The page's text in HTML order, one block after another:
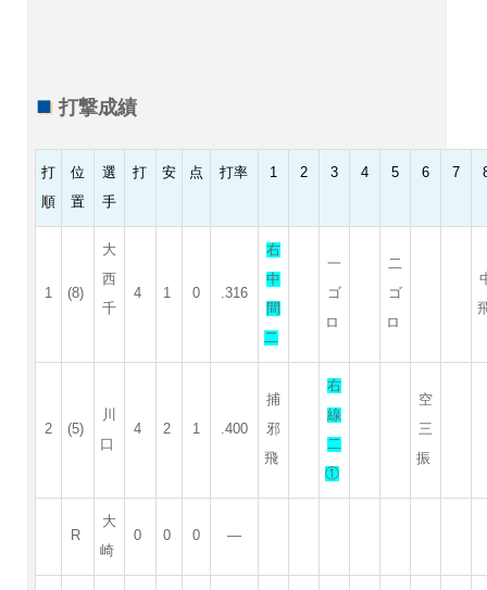
打撃成績
打
順
位
置
選
手
打 安 点 打率 1 2 3 4 5 6 7
1 (8)
大
西
千
4 1 0 .316
右
中
間
二
一
ゴ
ロ
二
ゴ
ロ
2 (5)
川
口
4 2 1 .400
捕
邪
飛
右
線
二
①
空
三
振
R
大
崎
0 0 0 —